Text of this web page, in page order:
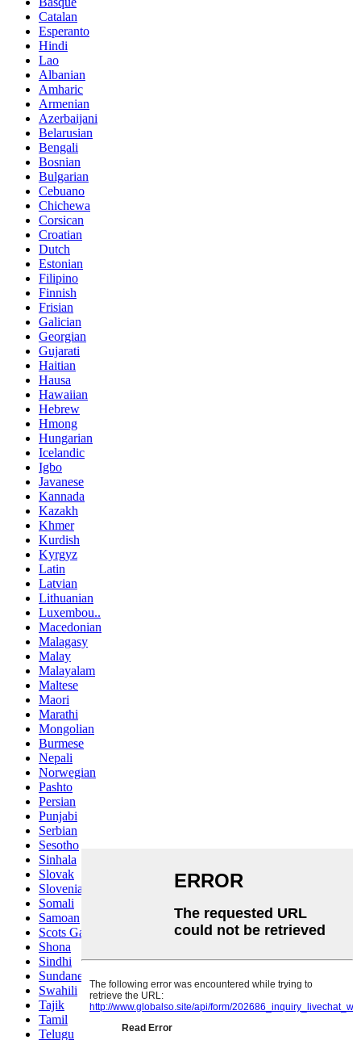
Catalan
Esperanto
Hindi
Lao
Albanian
Amharic
Armenian
Azerbaijani
Belarusian
Bengali
Bosnian
Bulgarian
Cebuano
Chichewa
Corsican
Croatian
Dutch
Estonian
Filipino
Finnish
Frisian
Galician
Georgian
Gujarati
Haitian
Hausa
Hawaiian
Hebrew
Hmong
Hungarian
Icelandic
Igbo
Javanese
Kannada
Kazakh
Khmer
Kurdish
Kyrgyz
Latin
Latvian
Lithuanian
Luxembou..
Macedonian
Malagasy
Malay
Malayalam
Maltese
Maori
Marathi
Mongolian
Burmese
Nepali
Norwegian
Pashto
Persian
Punjabi
Serbian
Sesotho
Sinhala
Slovak
Slovenian
Somali
Samoan
Scots Gaelic
Shona
Sindhi
Sundanese
Swahili
Tajik
Tamil
Telugu